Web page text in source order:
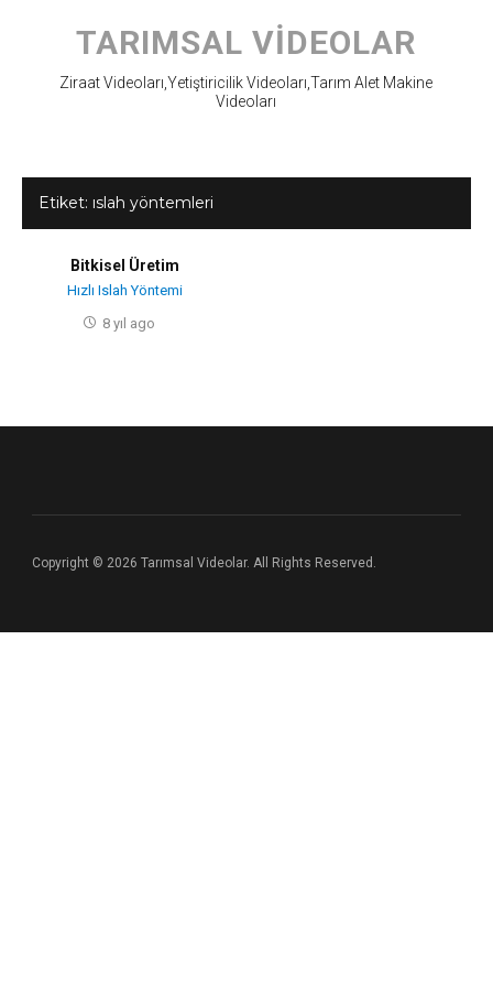
content
TARIMSAL VIDEOLAR
Ziraat Videoları,Yetiştiricilik Videoları,Tarım Alet Makine
Videoları
Etiket: ıslah yöntemleri
Bitkisel Üretim
Hızlı Islah Yöntemi
8 yıl ago
Copyright © 2026 Tarımsal Videolar. All Rights Reserved.